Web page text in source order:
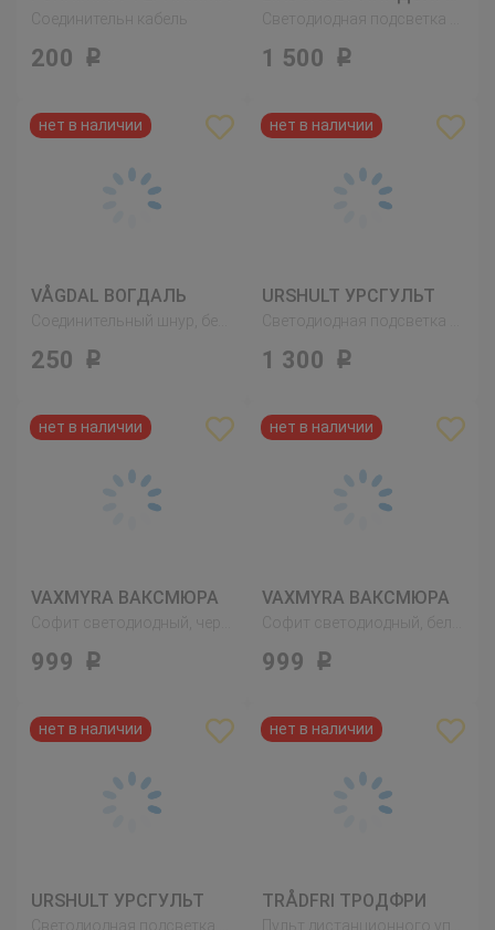
Соединительн кабель
200 Р 1 500 Р
VÅGDAL ВОГДАЛЬ
250 Р
URSHULT УРСГУЛЬТ
1 300 Р
VAXMYRA ВАКСМЮРА
999 Р
VAXMYRA ВАКСМЮРА
999 Р
URSHULT УРСГУЛЬТ TRÅDFRI ТРОДФРИ